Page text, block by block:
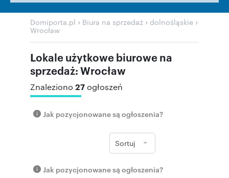
Domiporta.pl › Biura na sprzedaż › dolnośląskie ›
Wrocław
Lokale użytkowe biurowe na
sprzedaż: Wrocław
Znaleziono 27ogłoszeń
Jak pozycjonowane są ogłoszenia?
Sortuj
Jak pozycjonowane są ogłoszenia?